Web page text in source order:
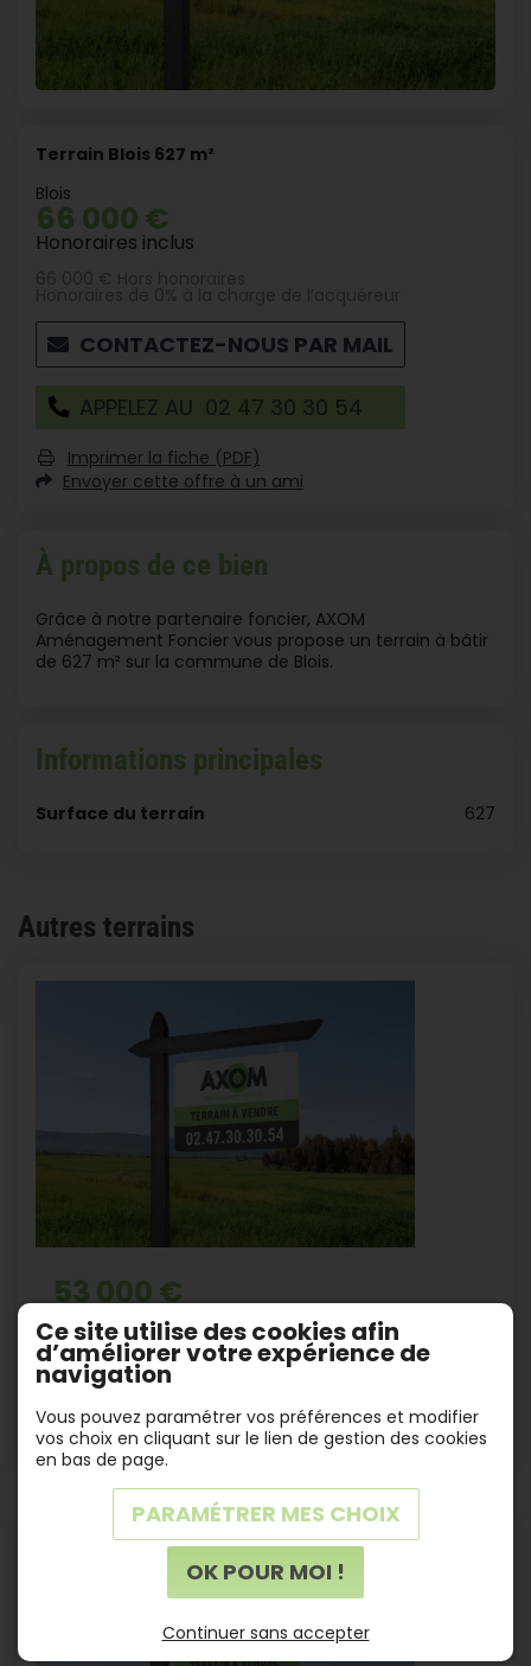
Terrain Blois 627 m²
Blois
66 000 €
Honoraires inclus
CONTACTEZ-NOUS PAR MAIL
APPELEZ AU 02 47 30 30 54
Imprimer la fiche (PDF)
Envoyer cette offre à un ami
À propos de ce bien
Grâce à notre partenaire foncier, AXOM
Aménagement Foncier vous propose un terrain à bâtir
de 627 m² sur la commune de Blois.
Informations principales
Surface du terrain 627
Autres terrains
53 000 €
Terrain Sainte-Maure-de-Touraine 534
m²
Sainte-Maure-de-Touraine (37800)
Ce site utilise des cookies afin
d’améliorer votre expérience de
navigation
Vous pouvez paramétrer vos préférences et modifier
vos choix en cliquant sur le lien de gestion des cookies
en bas de page.
PARAMÉTRER MES CHOIX
OK POUR MOI !
Continuer sans accepter